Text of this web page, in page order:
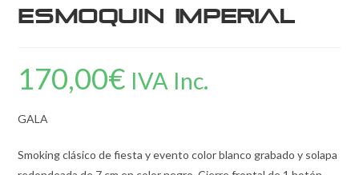
Esmoquin Imperial
170,00€ IVA Inc.
GALA
Smoking clásico de fiesta y evento color blanco grabado y solapa